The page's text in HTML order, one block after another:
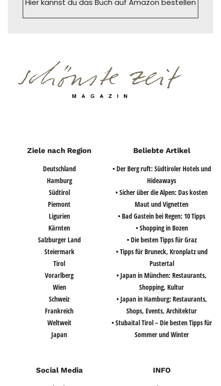
Ziele nach Region
Deutschland
Hamburg
Südtirol
Piemont
Ligurien
Kärnten
Salzburger Land
Steiermark
Tirol
Vorarlberg
Wien
Schweiz
Frankreich
Weltweit
Japan
Beliebte Artikel
• Der Berg ruft: Südtiroler Hotels und
Hideaways
• Sicher über die Alpen: Das kosten
Maut und Vignetten
• Bad Gastein bei Regen: 10 Tipps
• Shopping in Bozen
• Die besten Tipps für Graz
• Tipps für Bruneck, Kronplatz und
Pustertal
• Japan in München: Restaurants,
Shopping, Kultur
• Japan in Hamburg: Restaurants,
Shops, Events, Architektur
• Stubaital Tirol – Die besten Tipps für
Sommer und Winter
Social Media INFO